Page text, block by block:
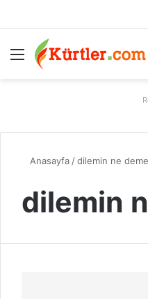
Menü
Anasayfa /dilemin ne
dilemin